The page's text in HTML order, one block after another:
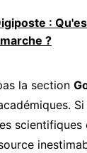
:
?
la section